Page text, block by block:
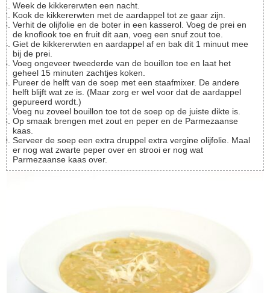
Week de kikkererwten een nacht.
Kook de kikkererwten met de aardappel tot ze gaar zijn.
Verhit de olijfolie en de boter in een kasserol. Voeg de prei en
de knoflook toe en fruit dit aan, voeg een snuf zout toe.
Giet de kikkererwten en aardappel af en bak dit 1 minuut mee
bij de prei.
Voeg ongeveer tweederde van de bouillon toe en laat het
geheel 15 minuten zachtjes koken.
Pureer de helft van de soep met een staafmixer. De andere
helft blijft wat ze is. (Maar zorg er wel voor dat de aardappel
gepureerd wordt.)
Voeg nu zoveel bouillon toe tot de soep op de juiste dikte is.
Op smaak brengen met zout en peper en de Parmezaanse
kaas.
Serveer de soep een extra druppel extra vergine olijfolie. Maal
er nog wat zwarte peper over en strooi er nog wat
Parmezaanse kaas over.